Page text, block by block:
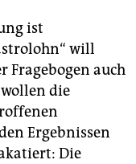
ist
will
Fragebogen auch
die
Ergebnissen
Die